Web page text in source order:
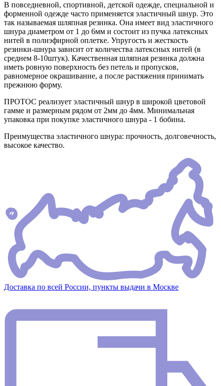
В повседневной, спортивной, детской одежде, специальной и
форменной одежде часто применяется эластичный шнур. Это
так называемая шляпная резинка. Она имеет вид эластичного
шнура диаметром от 1 до 6мм и состоит из пучка латексных
нитей в полиэфирной оплетке. Упругость и жесткость
резинки-шнура зависит от количества латексных нитей (в
среднем 8-10штук). Качественная шляпная резинка должна
иметь ровную поверхность без петель и пропусков,
равномерное окрашивание, а после растяжения принимать
прежнюю форму.
ПРОТОС реализует эластичный шнур в широкой цветовой
гамме и размерным рядом от 2мм до 4мм. Минимальная
упаковка при покупке эластичного шнура - 1 бобина.
Преимущества эластичного шнура: прочность, долговечность,
высокое качество.
Доставка по всей России, пункты выдачи в Москве